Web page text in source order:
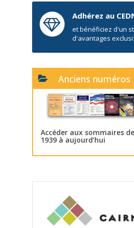
Adhérez au
et bénéficiez d'un
d'avantages
Anciens numéros
Accéder aux sommaires
1939 à aujourd’hui